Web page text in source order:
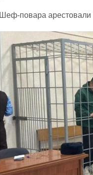
Шеф-повара арестовали